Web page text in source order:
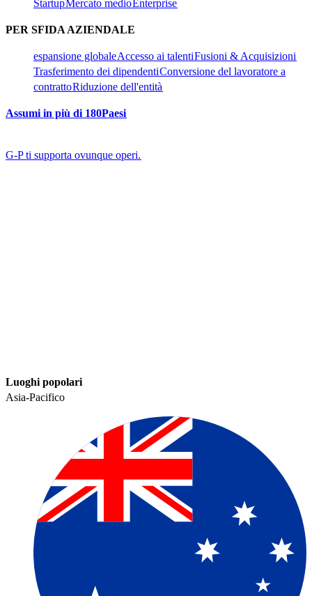
Startup​​Mercato medio​​ Enterprise​​
PER SFIDA AZIENDALE​​
espansione globale​​Accesso ai talenti​​Fusioni & Acquisizioni​​
Trasferimento dei dipendenti​​Conversione del lavoratore a
contratto​​Riduzione dell'entità​​
Assumi in più di 180Paesi​​
G-P ti supporta ovunque operi.​​
Luoghi popolari​​
Asia-Pacifico​​